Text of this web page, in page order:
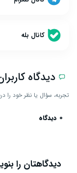
کانال بله
دیدگاه
تجربه، سؤال یا نظر خود را
0 دیدگاه
دیدگاهتان را